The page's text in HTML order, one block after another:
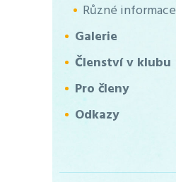
Různé informace
Galerie
Členství v klubu
Pro členy
Odkazy